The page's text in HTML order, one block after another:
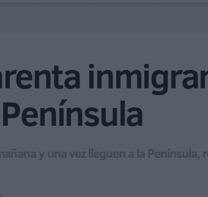
y una vez lleguen a la